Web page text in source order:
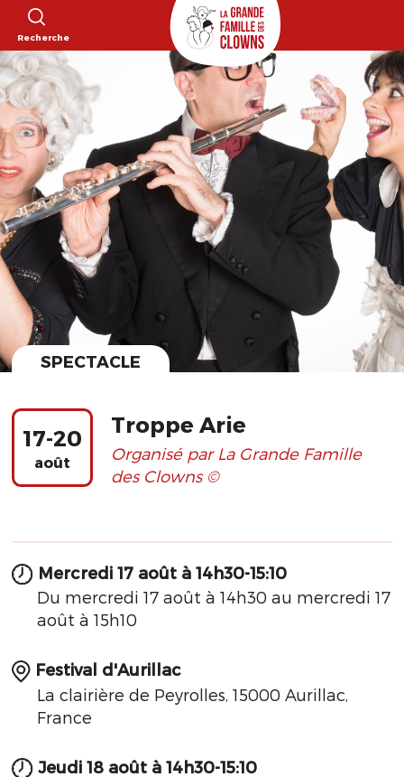
Recherche
Troppe Arie
SPECTACLE
Organisé par La Grande Famille
des Clowns ©
17-20
août
Mercredi 17 août à 14h30-15:10
Du mercredi 17 août à 14h30 au mercredi 17
août à 15h10
Festival d'Aurillac
La clairière de Peyrolles, 15000 Aurillac,
France
Jeudi 18 août à 14h30-15:10